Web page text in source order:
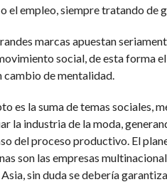
empleo, siempre tratando de
marcas apuestan
social, de esta forma
cambio de mentalidad.
es la suma de temas sociales,
la industria de la moda,
del proceso productivo. El
son las empresas
sin duda se debería